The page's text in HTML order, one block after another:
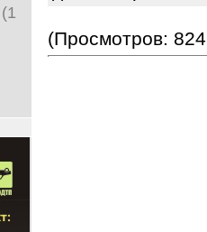
(1
(Просмотров: